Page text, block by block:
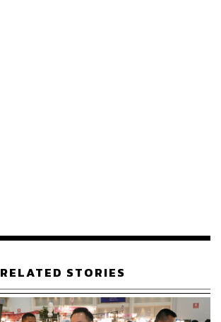
THE STANDARD TEAM
กองบรรณาธิการ THE STANDARD
RELATED STORIES